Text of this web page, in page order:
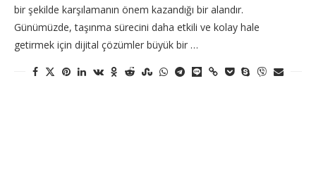
bir şekilde karşılamanın önem kazandığı bir alandır.
Günümüzde, taşınma sürecini daha etkili ve kolay hale
getirmek için dijital çözümler büyük bir …